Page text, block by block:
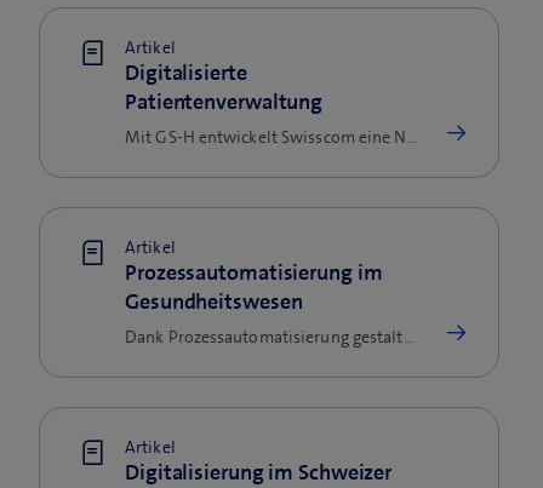
Artikel
Digitalisierte
Patientenverwaltung
Mit GS-H entwickelt Swisscom eine Nachfolgelösung für SAP IS-H, mit der Spitäler patientenbezogene Prozesse optimieren…
Artikel
Prozessautomatisierung im
Gesundheitswesen
Dank Prozessautomatisierung gestalten Gesundheitsinstitutionen ihre Abläufe effizienter, senken Kosten und verbessern…
Artikel
Digitalisierung im Schweizer